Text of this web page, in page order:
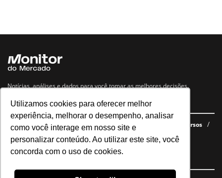
Utilizamos cookies para oferecer melhor
experiência, melhorar o desempenho, analisar
como você interage em nosso site e
personalizar conteúdo. Ao utilizar este site, você
concorda com o uso de cookies.
Notícias, análises e dados para você tomar as melhores decisões.
Navegue no site
Últimas notícias Quem somos E-books gratuitos
Cursos
Política de privacidade